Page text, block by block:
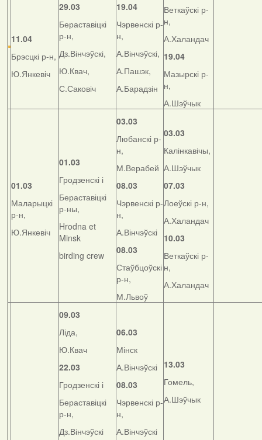
11.04
Брэсцкі р-н,
Ю.Янкевіч
29.03
Бераставіцкі
р-н,
Дз.Вінчэўскі,
Ю.Квач,
С.Саковіч
19.04
Чэрвенскі р-
н,
А.Вінчэўскі,
А.Пашэк,
А.Барадзін
Веткаўскі р-
н,
А.Халандач
19.04
Мазырскі р-
н,
А.Шэўчык
01.03
Маларыцкі
р-н,
Ю.Янкевіч
01.03
Гродзенскі і
Бераставіцкі
р-ны,
Hrodna et
Minsk
birding crew
03.03
Любанскі р-
н,
М.Верабей
08.03
Чэрвенскі р-
н,
А.Вінчэўскі
08.03
Стаўбцоўскі
р-н,
М.Львоў
03.03
Калінкавічы,
А.Шэўчык
07.03
Лоеўскі р-н,
А.Халандач
10.03
Веткаўскі р-
н,
А.Халандач
09.03
Ліда,
Ю.Квач
22.03
Гродзенскі і
Бераставіцкі
р-н,
Дз.Вінчэўскі
06.03
Мінск
А.Вінчэўскі
08.03
Чэрвенскі р-
н,
А.Вінчэўскі
13.03
Гомель,
А.Шэўчык